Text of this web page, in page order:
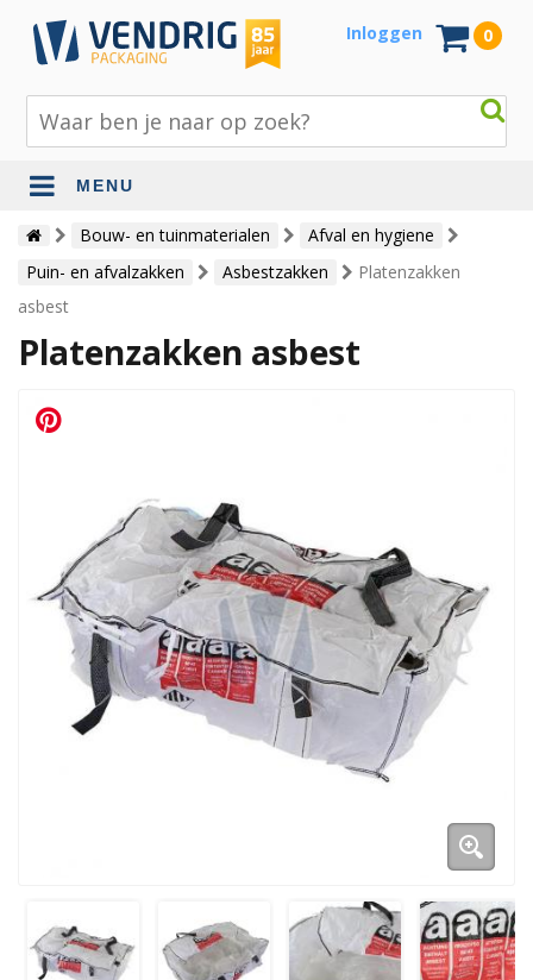
Inloggen 0
MENU
Beschermingsmateriaal
Bouw- en tuinmaterialen
Jute en lopers
Papier en karton
Verhuismaterialen
Duurzame verpakkingen
Bedrukte verpakkingen
Bouw- en tuinmaterialen
Afval en hygiene
Puin- en afvalzakken
Asbestzakken
Platenzakken
asbest
Platenzakken asbest